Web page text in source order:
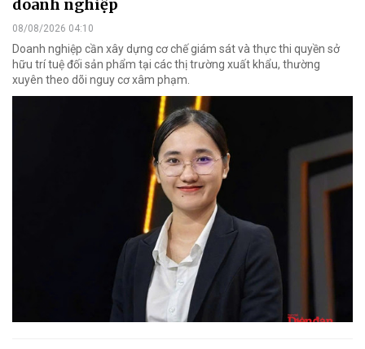
doanh nghiệp
08/08/2026 04:10
Doanh nghiệp cần xây dựng cơ chế giám sát và thực thi quyền sở
hữu trí tuệ đối sản phẩm tại các thị trường xuất khẩu, thường
xuyên theo dõi nguy cơ xâm phạm.